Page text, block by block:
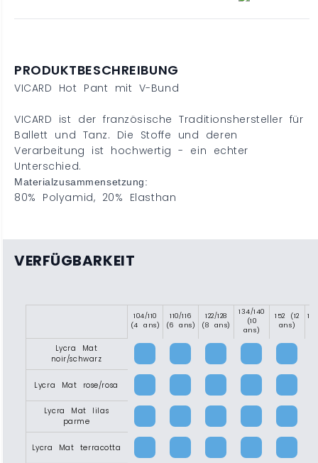
PRODUKTBESCHREIBUNG
VICARD Hot Pant mit V-Bund
VICARD ist der französische Traditionshersteller für
Ballett und Tanz. Die Stoffe und deren
Verarbeitung ist hochwertig - ein echter
Unterschied.
Materialzusammensetzung:
80% Polyamid, 20% Elasthan
VERFÜGBARKEIT
104/110
(4 ans)
110/116
(6 ans)
122/128
(8 ans)
134/140
(10
ans)
152 (12
ans)
Lycra Mat
noir/schwarz
Lycra Mat rose/rosa
Lycra Mat lilas
parme
Lycra Mat terracotta